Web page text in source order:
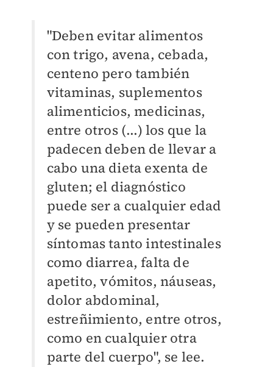
"Deben evitar alimentos
con trigo, avena, cebada,
centeno pero también
vitaminas, suplementos
alimenticios, medicinas,
entre otros (...) los que la
padecen deben de llevar a
cabo una dieta exenta de
gluten; el diagnóstico
puede ser a cualquier edad
y se pueden presentar
síntomas tanto intestinales
como diarrea, falta de
apetito, vómitos, náuseas,
dolor abdominal,
estreñimiento, entre otros,
como en cualquier otra
parte del cuerpo", se lee.